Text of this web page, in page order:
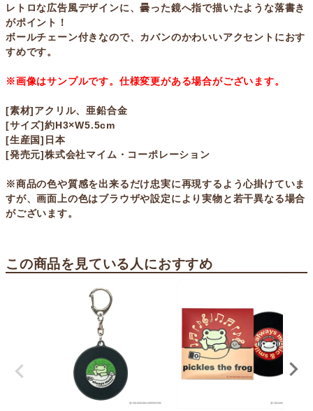
レトロな広告風デザインに、曇った鏡へ指で描いたような落書き
がポイント！
ボールチェーン付きなので、カバンのかわいいアクセントにおす
すめです。
※画像はサンプルです。仕様変更がある場合がございます。
[素材]アクリル、亜鉛合金
[サイズ]約H3×W5.5cm
[生産国]日本
[発売元]株式会社マイム・コーポレーション
※商品の色や質感を出来るだけ忠実に再現するよう心掛けていま
すが、画面上の色はブラウザや設定により実物と若干異なる場合
がございます。
この商品を見ている人におすすめ